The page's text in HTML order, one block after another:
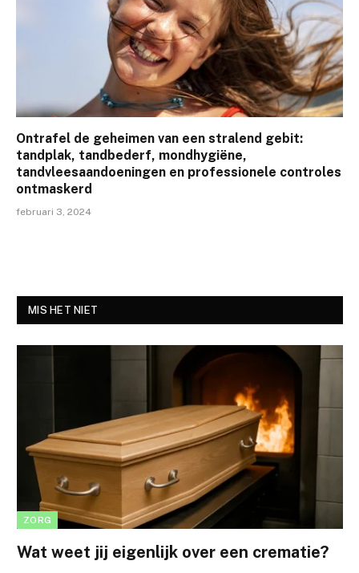
Ontrafel de geheimen van een stralend gebit:
tandplak, tandbederf, mondhygiëne,
tandvleesaandoeningen en professionele controles
ontmaskerd
februari 3, 2024
MIS HET NIET
ZORG
Wat weet jij eigenlijk over een crematie?